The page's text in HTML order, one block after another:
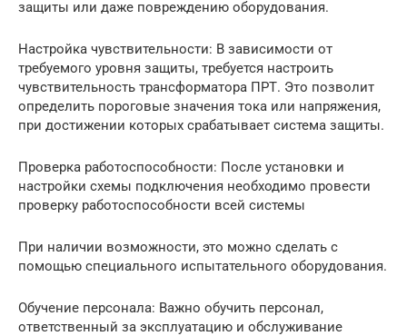
защиты или даже повреждению оборудования.
Настройка чувствительности: В зависимости от
требуемого уровня защиты, требуется настроить
чувствительность трансформатора ПРТ. Это позволит
определить пороговые значения тока или напряжения,
при достижении которых срабатывает система защиты.
Проверка работоспособности: После установки и
настройки схемы подключения необходимо провести
проверку работоспособности всей системы
При наличии возможности, это можно сделать с
помощью специального испытательного оборудования.
Обучение персонала: Важно обучить персонал,
ответственный за эксплуатацию и обслуживание